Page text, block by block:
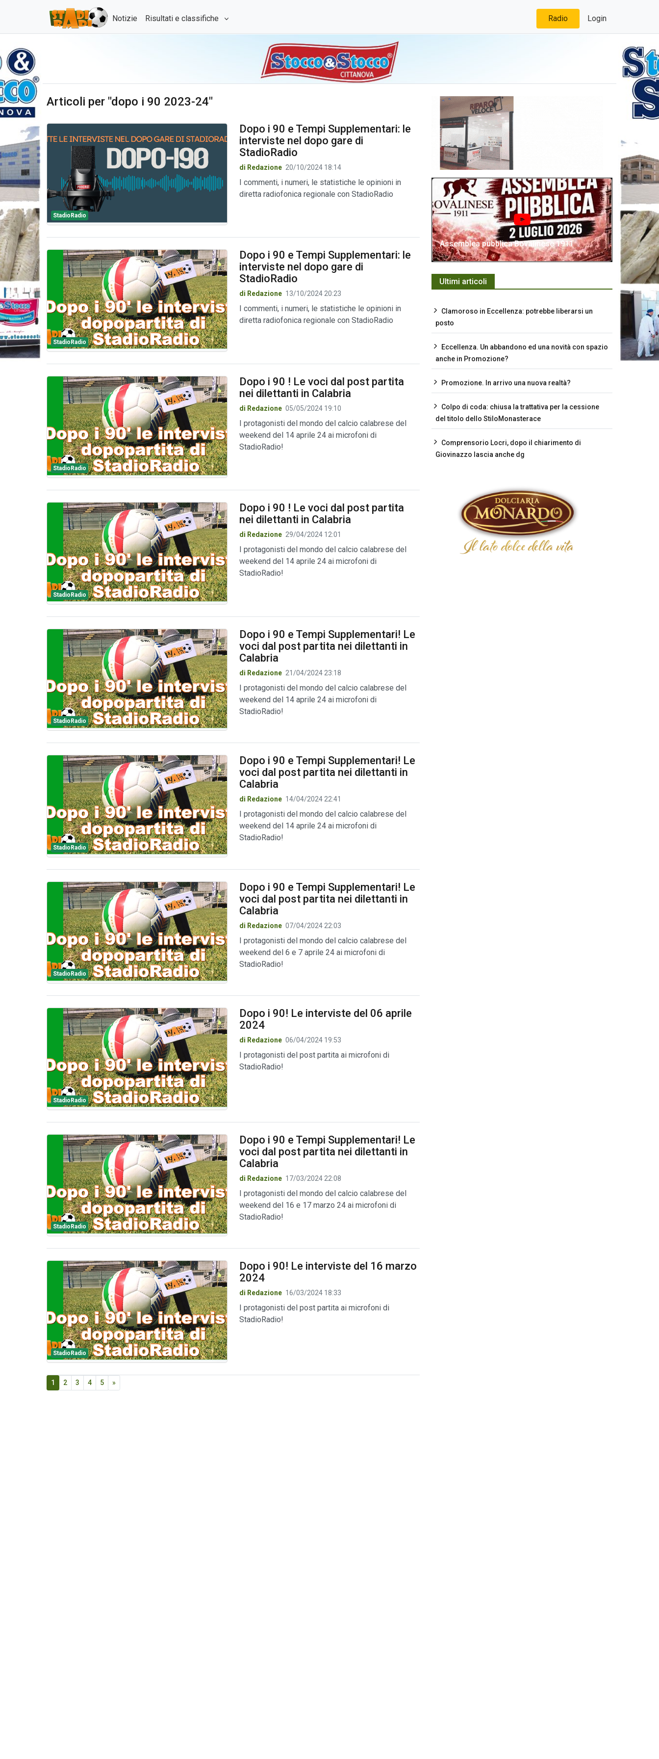
Notizie Risultati e classifiche Radio Login
Articoli per "dopo i 90 2023-24"
StadioRadio
Dopo i 90 e Tempi Supplementari: le
interviste nel dopo gare di
StadioRadio
di Redazione 20/10/2024 18:14
I commenti, i numeri, le statistiche le opinioni in
diretta radiofonica regionale con StadioRadio
StadioRadio
Dopo i 90 e Tempi Supplementari: le
interviste nel dopo gare di
StadioRadio
di Redazione 13/10/2024 20:23
I commenti, i numeri, le statistiche le opinioni in
diretta radiofonica regionale con StadioRadio
StadioRadio
Dopo i 90 ! Le voci dal post partita
nei dilettanti in Calabria
di Redazione 05/05/2024 19:10
I protagonisti del mondo del calcio calabrese del
weekend del 14 aprile 24 ai microfoni di
StadioRadio!
StadioRadio
Dopo i 90 ! Le voci dal post partita
nei dilettanti in Calabria
di Redazione 29/04/2024 12:01
I protagonisti del mondo del calcio calabrese del
weekend del 14 aprile 24 ai microfoni di
StadioRadio!
StadioRadio
Dopo i 90 e Tempi Supplementari! Le
voci dal post partita nei dilettanti in
Calabria
di Redazione 21/04/2024 23:18
I protagonisti del mondo del calcio calabrese del
weekend del 14 aprile 24 ai microfoni di
StadioRadio!
StadioRadio
Dopo i 90 e Tempi Supplementari! Le
voci dal post partita nei dilettanti in
Calabria
di Redazione 14/04/2024 22:41
I protagonisti del mondo del calcio calabrese del
weekend del 14 aprile 24 ai microfoni di
StadioRadio!
StadioRadio
Dopo i 90 e Tempi Supplementari! Le
voci dal post partita nei dilettanti in
Calabria
di Redazione 07/04/2024 22:03
I protagonisti del mondo del calcio calabrese del
weekend del 6 e 7 aprile 24 ai microfoni di
StadioRadio!
StadioRadio
Dopo i 90! Le interviste del 06 aprile
2024
di Redazione 06/04/2024 19:53
I protagonisti del post partita ai microfoni di
StadioRadio!
StadioRadio
Dopo i 90 e Tempi Supplementari! Le
voci dal post partita nei dilettanti in
Calabria
di Redazione 17/03/2024 22:08
I protagonisti del mondo del calcio calabrese del
weekend del 16 e 17 marzo 24 ai microfoni di
StadioRadio!
StadioRadio
Dopo i 90! Le interviste del 16 marzo
2024
di Redazione 16/03/2024 18:33
I protagonisti del post partita ai microfoni di
StadioRadio!
1 2 3 4 5 »
Assemblea pubblica Bovalinese 1911
Ultimi articoli
Clamoroso in Eccellenza: potrebbe liberarsi un
posto
Eccellenza. Un abbandono ed una novità con spazio
anche in Promozione?
Promozione. In arrivo una nuova realtà?
Colpo di coda: chiusa la trattativa per la cessione
del titolo dello StiloMonasterace
Comprensorio Locri, dopo il chiarimento di
Giovinazzo lascia anche dg